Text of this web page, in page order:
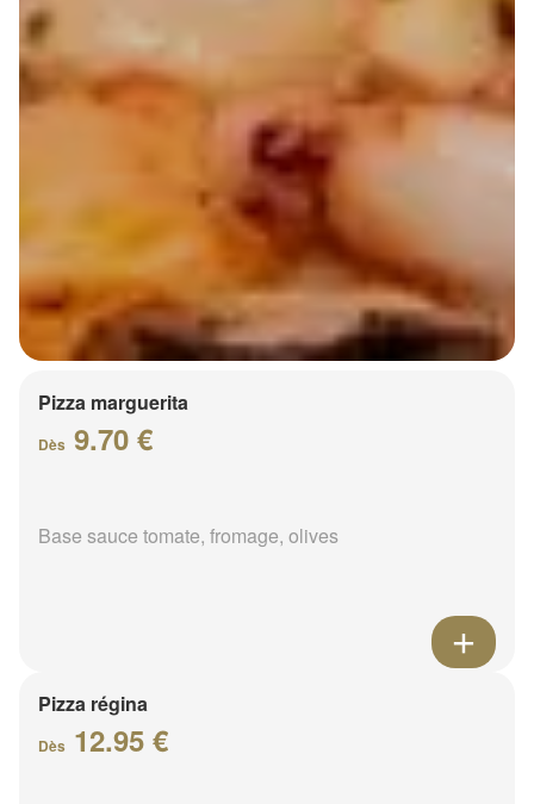
Pizza marguerita
Dès 9.70 €
Base sauce tomate, fromage, olives
Pizza régina
Dès 12.95 €